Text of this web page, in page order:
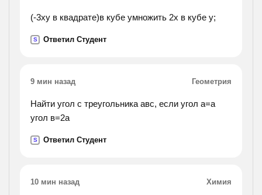
(-3ху в квадрате)в кубе умножить 2х в кубе у;
S Ответил Студент
9 мин назад Геометрия
Найти угол с треугольника авс, если угол а=а
угол в=2а
S Ответил Студент
10 мин назад Химия